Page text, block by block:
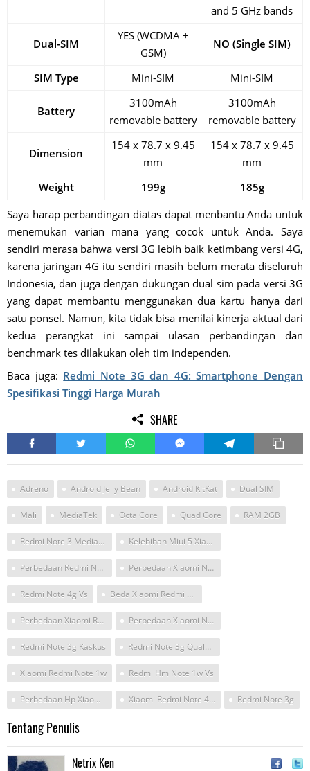
and 5 GHz bands
Dual-SIM
YES (WCDMA +
GSM)
NO (Single SIM)
SIM Type Mini-SIM Mini-SIM
Battery
3100mAh
removable battery
3100mAh
removable battery
Dimension
154 x 78.7 x 9.45
mm
154 x 78.7 x 9.45
mm
Weight
199g
185g
Saya harap perbandingan diatas dapat menbantu Anda untuk
menemukan varian mana yang cocok untuk Anda. Saya
sendiri merasa bahwa versi 3G lebih baik ketimbang versi 4G,
karena jaringan 4G itu sendiri masih belum merata diseluruh
Indonesia, dan juga dengan dukungan dual sim pada versi 3G
yang dapat membantu menggunakan dua kartu hanya dari
satu ponsel. Namun, kita tidak bisa menilai kinerja aktual dari
kedua perangkat ini sampai ulasan perbandingan dan
benchmark tes dilakukan oleh tim independen.
Baca juga: Redmi Note 3G dan 4G: Smartphone Dengan
Spesifikasi Tinggi Harga Murah
SHARE
Adreno Android Jelly Bean Android KitKat Dual SIM
Mali MediaTek Octa Core Quad Core RAM 2GB
Redmi Note 3 Mediatek Tidak Bisa 4g/3g Kelebihan Miui 5 Xiaomi Note3g
Perbedaan Redmi Note 3g Dan Redmi Note 4g Perbedaan Xiaomi Note 3g Dan 4g
Redmi Note 4g Vs Beda Xiaomi Redmi Note 4G Dngan Note Redmi 2
Perbedaan Xiaomi Redmi Note Dan Xiaomi Redmi Note 4g Perbedaan Xiaomi Note1 Dengan 1w
Redmi Note 3g Kaskus Redmi Note 3g Qualcomm
Xiaomi Redmi Note 1w Redmi Hm Note 1w Vs
Perbedaan Hp Xiaomi Redmi Note Dan Xiaomi Redmi Node 4G Xiaomi Redmi Note 4G Gunakan Lte Fdd Redmi Note 3g
Tentang Penulis
Netrix Ken